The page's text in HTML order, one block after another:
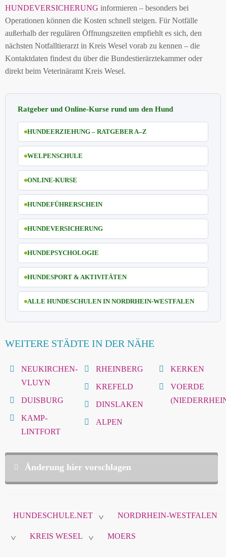
HUNDEVERSICHERUNG informieren – besonders bei
Operationen können die Kosten schnell steigen. Für Notfälle
außerhalb der regulären Öffnungszeiten empfiehlt es sich, den
nächsten Notfalltierarzt in Kreis Wesel vorab zu kennen – die
Kontaktdaten findest du über die Bundestierärztekammer oder
direkt beim Veterinäramt Kreis Wesel.
Ratgeber und Online-Kurse rund um den Hund
HUNDEERZIEHUNG – RATGEBER A–Z
WELPENSCHULE
ONLINE-KURSE
HUNDEFÜHRERSCHEIN
HUNDEVERSICHERUNG
HUNDEPSYCHOLOGIE
HUNDESPORT & AKTIVITÄTEN
ALLE HUNDESCHULEN IN NORDRHEIN-WESTFALEN
WEITERE STÄDTE IN DER NÄHE
NEUKIRCHEN-
VLUYN
DUISBURG
KAMP-
LINTFORT
RHEINBERG
KREFELD
DINSLAKEN
ALPEN
KERKEN
VOERDE
Änderung hier vorschlagen
hundeschule.net verwendet.
HUNDESCHULE.NET > NORDRHEIN-WESTFALEN
> KREIS WESEL > MOERS